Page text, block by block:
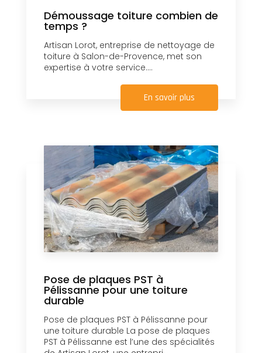
Démoussage toiture combien de
temps ?
Artisan Lorot, entreprise de nettoyage de
toiture à Salon-de-Provence, met son
expertise à votre service....
En savoir plus
Pose de plaques PST à
Pélissanne pour une toiture
durable
Pose de plaques PST à Pélissanne pour
une toiture durable La pose de plaques
PST à Pélissanne est l’une des spécialités